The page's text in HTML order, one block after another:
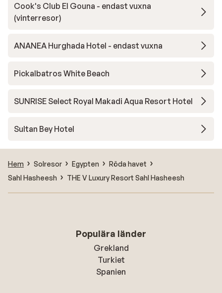
Cook's Club El Gouna - endast vuxna
(vinterresor)
ANANEA Hurghada Hotel - endast vuxna
Pickalbatros White Beach
SUNRISE Select Royal Makadi Aqua Resort Hotel
Sultan Bey Hotel
Hem Solresor Egypten
Röda havet
Sahl Hasheesh
THE V Luxury Resort Sahl Hasheesh
Populära länder
Grekland
Turkiet
Spanien